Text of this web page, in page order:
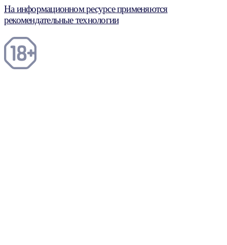
На информационном ресурсе применяются
рекомендательные технологии